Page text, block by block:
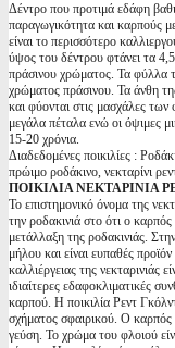
Δέντρο που προτιμά εδάφη
παραγωγικότητα και καρπούς
είναι το περισσότερο
ύψος του δέντρου φτάνει τα
πράσινου χρώματος. Τα φύλλα
χρώματος πράσινου. Τα άνθη
και φύονται στις μασχάλες
μεγάλα πέταλα ενώ οι όψιμες
15-20 χρόνια.
Διαδεδομένες ποικιλίες :
πρώιμο ροδάκινο, νεκταρίνι
ΠΟΙΚΙΛΙΑ ΝΕΚΤΑΡΙΝΙΑ
Το επιστημονικό όνομα της
την ροδακινιά στο ότι ο
μετάλλαξη της ροδακινιάς.
μήλου και είναι ευπαθές
καλλιέργειας της νεκταρινιάς
ιδιαίτερες εδαφοκλιματικές
καρπού. Η ποικιλία Ρεντ
σχήματος σφαιρικού. Ο καρπός
γεύση. Το χρώμα του φλοιού